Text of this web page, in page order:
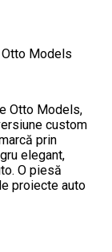
Models
Otto Models,
custom
prin
elegant,
O piesă
proiecte auto